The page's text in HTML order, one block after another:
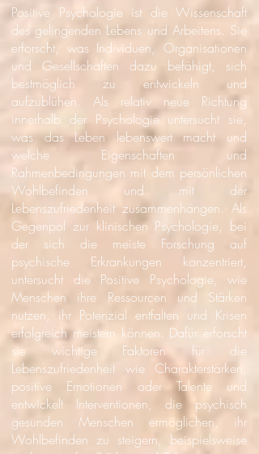
Positive Psychologie ist die Wissenschaft
des gelingenden Lebens und Arbeitens. Sie
erforscht, was Individuen, Organisationen
und Gesellschaften dazu befähigt, sich
bestmöglich zu entwickeln und
aufzublühen. Als relativ neue Richtung
innerhalb der Psychologie untersucht sie,
was das Leben lebenswert macht und
welche Eigenschaften und
Rahmenbedingungen mit dem persönlichen
Wohlbefinden und mit der
Lebenszufriedenheit zusammenhängen. Als
Gegenpol zur klinischen Psychologie, bei
der sich die meiste Forschung auf
psychische Erkrankungen konzentriert,
untersucht die Positive Psychologie, wie
Menschen ihre Ressourcen und Stärken
nutzen, ihr Potenzial entfalten und Krisen
erfolgreich meistern können. Dafür erforscht
sie wichtige Faktoren für die
Lebenszufriedenheit wie Charakterstärken,
positive Emotionen oder Talente und
entwickelt Interventionen, die psychisch
gesunden Menschen ermöglichen, ihr
Wohlbefinden zu steigern, beispielsweise